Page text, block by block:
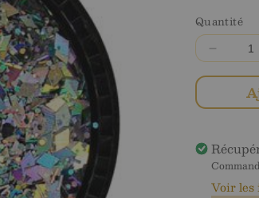
Quantité
la
pour
mix
Silver
Voir les